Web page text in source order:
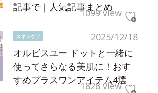
記事で｜人気記事まとめ
1099 view
2025/12/18
スキンケア
オルビスユー ドットと一緒に
使ってさらなる美肌に！おす
すめプラスワンアイテム4選
1828 view